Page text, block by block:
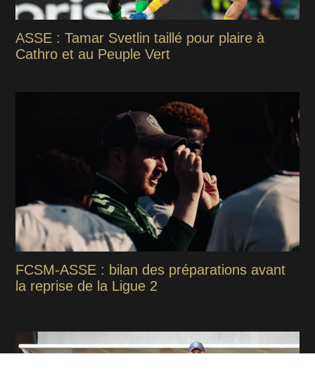
ASSE : Tamar Svetlin taillé pour plaire à
Cathro et au Peuple Vert
FCSM-ASSE : bilan des préparations avant
la reprise de la Ligue 2